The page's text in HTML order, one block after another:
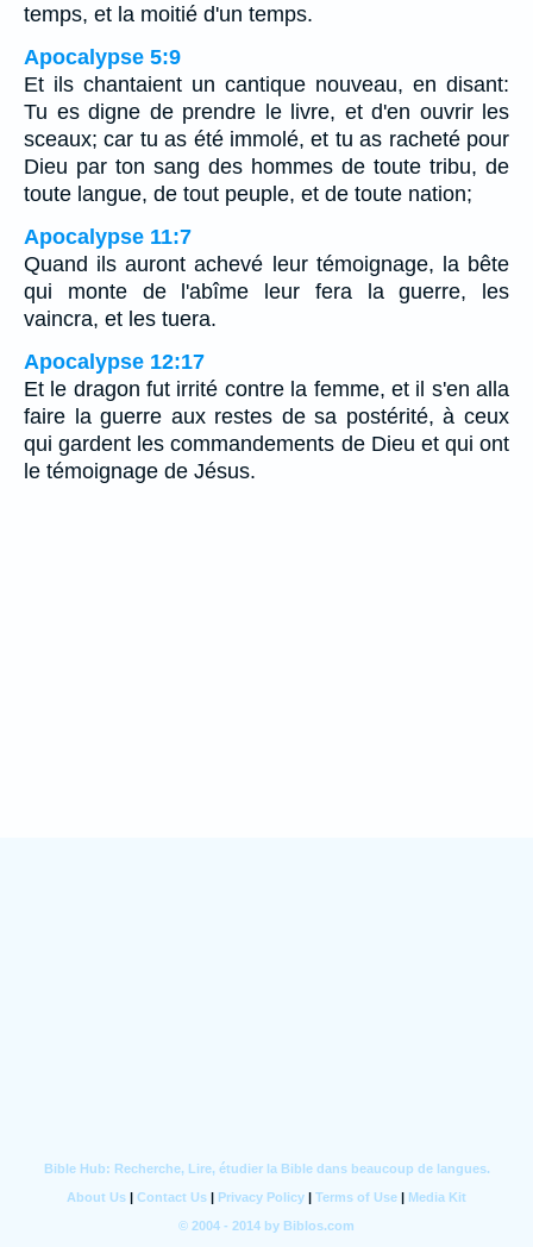
temps, et la moitié d'un temps.
Apocalypse 5:9
Et ils chantaient un cantique nouveau, en disant:
Tu es digne de prendre le livre, et d'en ouvrir les
sceaux; car tu as été immolé, et tu as racheté pour
Dieu par ton sang des hommes de toute tribu, de
toute langue, de tout peuple, et de toute nation;
Apocalypse 11:7
Quand ils auront achevé leur témoignage, la bête
qui monte de l'abîme leur fera la guerre, les
vaincra, et les tuera.
Apocalypse 12:17
Et le dragon fut irrité contre la femme, et il s'en alla
faire la guerre aux restes de sa postérité, à ceux
qui gardent les commandements de Dieu et qui ont
le témoignage de Jésus.